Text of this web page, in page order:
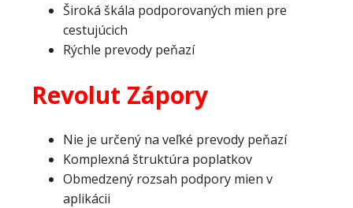
Široká škála podporovaných mien pre
cestujúcich
Rýchle prevody peňazí
Revolut Zápory
Nie je určený na veľké prevody peňazí
Komplexná štruktúra poplatkov
Obmedzený rozsah podpory mien v
aplikácii